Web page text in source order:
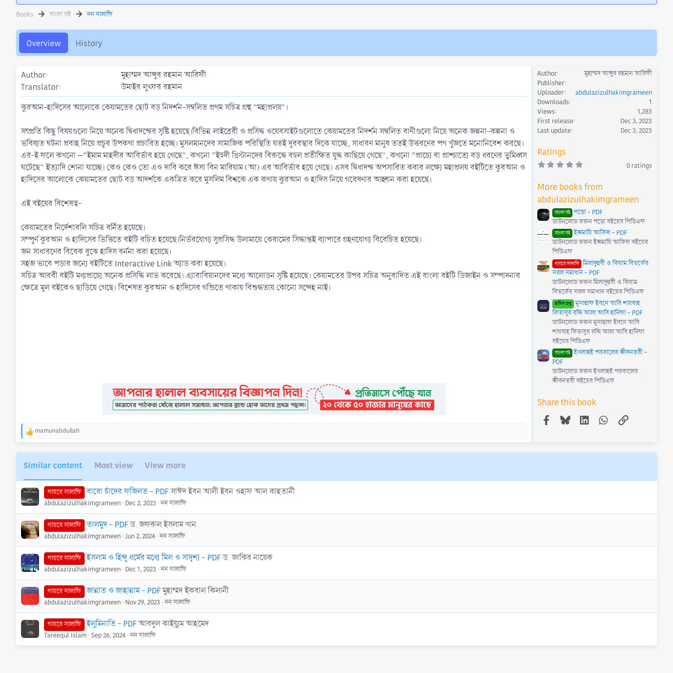
t
h
r
e
i
a
t
e
g
Books বাংলা বই নন সালাফি
Overview History
Author
মুহাম্মদ আব্দুর রহমান আরিফী
Translator
উমাইর লুৎফর রহমান
কুরআন-হাদিসের আলোকে কেয়ামতের ছোট বড় নিদর্শন-সম্বলিত প্রথম সচিত্র গ্রন্থ “মহাপ্রলয়”।
সম্প্রতি কিছু বিষয়গুলো নিয়ে অনেক দ্বিধাদন্দ্বের সৃষ্টি হয়েছে।বিভিন্ন লাইব্রেরী ও প্রসিদ্ধ ওয়েবসাইটগুলোতে কেয়ামতের নিদর্শন সম্বলিত বাণীগুলো নিয়ে অনেক জল্পনা-কল্পনা ও
ভবিষ্যত ঘটনা প্রবাহ নিয়ে প্রচুর উপকথা প্রচারিত হচ্ছে। মুসলমানদের সামাজিক পরিস্থিতি যতই দুরবস্থার দিকে যাচ্ছে, সাধারণ মানুষ ততই উত্তরণের পথ খুঁজতে মনোনিবেশ করছে।
এর-ই ফলে কখনো –“ইমাম মাহদীর আবির্ভাব হয়ে গেছে”, কখনো “ইহুদী খ্রিস্টানদের বিরুদ্ধে বহুল প্রতীক্ষিত যুদ্ধ কাছিয়ে গেছে”, কখনো “প্রাচ্যে বা প্রাশ্চাত্যে বড় ধরণের ভূমিধ্বস
ঘটেছে” ইত্যাদি শোনা যাচ্ছে। কেও কেও তো এও দাবি করে ঈসা বিন মারিয়াম (আ) এর আবির্ভাব হয়ে গেছে। এসব দ্বিধাদন্দ্ব অপসারিত করার লক্ষ্যে মহাপ্রলয় বইটিতে কুরআন ও
হাদিসের আলোকে কেয়ামতের ছোট বড় আদর্শকে একত্রিত করে মুসলিম বিশ্বকে এক কথায় কুরআন ও হাদিস নিয়ে গবেষণার আহ্বান করা হয়েছে।
এই বইয়ের বিশেষত্ব-
কেয়ামতের নির্দেশাবলি সচিত্র বর্নিত হয়েছে।
সম্পুর্ণ কুরআন ও হাদিসের ভিত্তিতে বইটি রচিত হয়েছে।নির্ভরযোগ্য সুপ্রসিদ্ধ উলামায়ে কেরামের সিদ্ধান্তই ব্যাপারে গ্রহণযোগ্য বিবেচিত হয়েছে।
জন সাধারণের বিবেক বুঝে হাদিস বর্ননা করা হয়েছে।
সহজ ভাবে পড়ার জন্যে বইটিতে Interactive Link অ্যাড করা হয়েছে।
সচিত্র আরবী বইটি মধ্যপ্রাচ্যে অনেক প্রসিদ্ধি লাভ করেছে। এ্যারাবিয়ানদের মধ্যে আলোড়ন সৃষ্টি হয়েছে। কেয়ামতের উপর সচিত্র অনুবাদিত এই বাংলা বইটি ডিজাইন ও সম্পাদনার
ক্ষেত্রে মূল বইকেও ছাড়িয়ে গেছে। বিশেষত কুরআন ও হাদিসের গন্ডিতে থাকায় বিশুদ্ধতায় কোনো সন্দেহ নাই।
R
a
c
t
i
o
n
s
:
mamunabdullah
Author
মুহাম্মদ আব্দুর রহমান আরিফী
Publisher
Uploader
abdulazizulhakimgrameen
Downloads
1
Views
1,283
First release
Dec 3, 2023
Last update
Dec 3, 2023
Ratings
0
0
s
t
a
r
(
s
)
0 ratings
More books from
abdulazizulhakimgrameen
বাংলা বই পড়ো - PDF
ডাউনলোড করুন পড়ো বইয়ের পিডিএফ
বাংলা বই ইজমায়ি আকিদা - PDF
ডাউনলোড করুন ইজমায়ি আকিদা বইয়ের
পিডিএফ
গায়রে সালাফি মিলাদুন্নবী ও কিয়াম বিতর্কের
সরল সমাধান - PDF
ডাউনলোড করুন মিলাদুন্নবী ও কিয়াম
বিতর্কের সরল সমাধান বইয়ের পিডিএফ
হাদিস গ্রন্থ মুসান্নাফ ইবনে আবি শায়বাহ
কিতাবুর রদ্দি আলা আবি হানিফা - PDF
ডাউনলোড করুন মুসান্নাফ ইবনে আবি
শায়বাহ কিতাবুর রদ্দি আলা আবি হানিফা
বইয়ের পিডিএফ
বাংলা বই ইখলাছই পরকালের জীবনতরী -
PDF
ডাউনলোড করুন ইখলাছই পরকালের
জীবনতরী বইয়ের পিডিএফ
Share this book
Facebook
BlueskyLinkedInWhatsApp
Link
Similar content Most view View more
গায়রে সালাফি বারো চাঁদের ফজিলত - PDFসাঈদ ইবন আলী ইবন ওহাফ আল কাহতানী
abdulazizulhakimgrameen Dec 2, 2023 নন সালাফি
গায়রে সালাফি তালমুদ - PDFড. জফরুল ইসলাম খান
abdulazizulhakimgrameen Jun 2, 2024 নন সালাফি
গায়রে সালাফি ইসলাম ও হিন্দু ধর্মের মধ্যে মিল ও সাদৃশ্য - PDFড. জাকির নায়েক
abdulazizulhakimgrameen Dec 1, 2023 নন সালাফি
গায়রে সালাফি জান্নাত ও জাহান্নাম - PDFমুহাম্মদ ইকবাল কিলানী
abdulazizulhakimgrameen Nov 29, 2023 নন সালাফি
গায়রে সালাফি ইলুমিনাতি - PDFআবদুল কাইয়্যুম আহমেদ
Tareequl Islam Sep 26, 2024 নন সালাফি